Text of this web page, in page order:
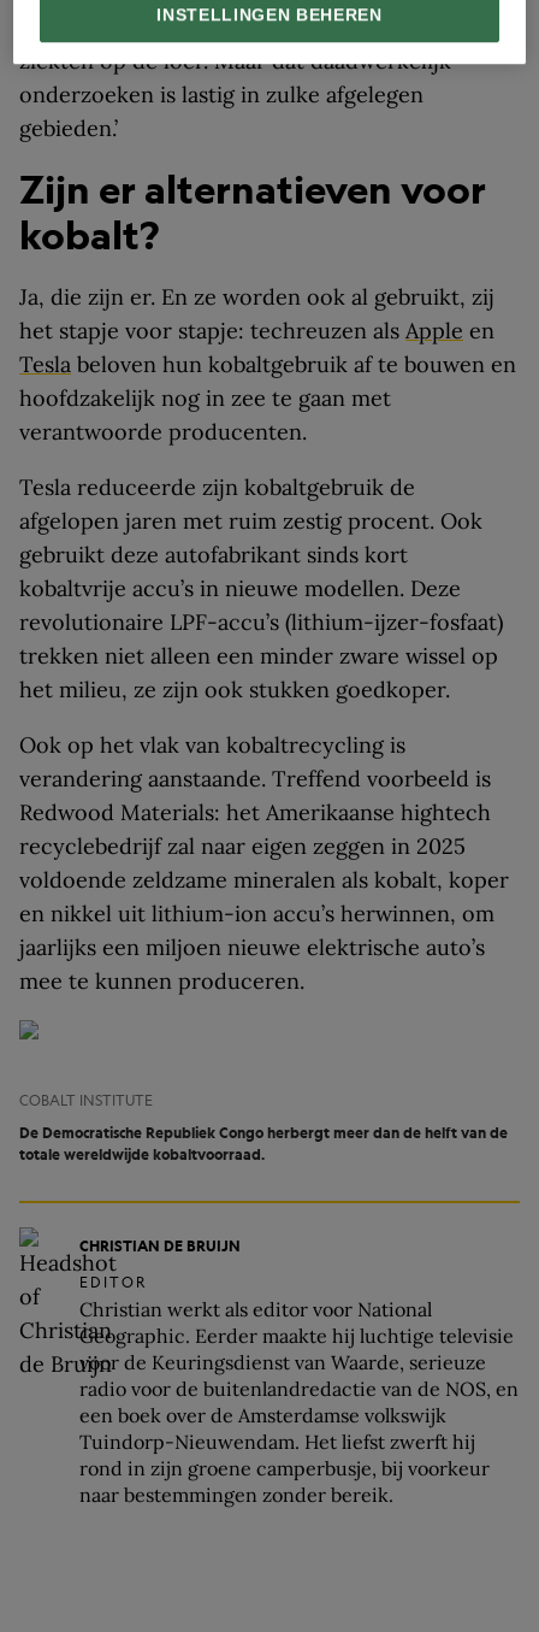
lange termijn liggen longkanker en andere
ziekten op de loer. Maar dat daadwerkelijk
onderzoeken is lastig in zulke afgelegen
gebieden.’
Zijn er alternatieven voor
kobalt?
Ja, die zijn er. En ze worden ook al gebruikt, zij
het stapje voor stapje: techreuzen als Apple en
Tesla beloven hun kobaltgebruik af te bouwen en
hoofdzakelijk nog in zee te gaan met
verantwoorde producenten.
Tesla reduceerde zijn kobaltgebruik de
afgelopen jaren met ruim zestig procent. Ook
gebruikt deze autofabrikant sinds kort
kobaltvrije accu’s in nieuwe modellen. Deze
revolutionaire LPF-accu’s (lithium-ijzer-fosfaat)
trekken niet alleen een minder zware wissel op
het milieu, ze zijn ook stukken goedkoper.
Ook op het vlak van kobaltrecycling is
verandering aanstaande. Treffend voorbeeld is
Redwood Materials: het Amerikaanse hightech
recyclebedrijf zal naar eigen zeggen in 2025
voldoende zeldzame mineralen als kobalt, koper
en nikkel uit lithium-ion accu’s herwinnen, om
jaarlijks een miljoen nieuwe elektrische auto’s
mee te kunnen produceren.
COBALT INSTITUTE
De Democratische Republiek Congo herbergt meer dan de helft van de
totale wereldwijde kobaltvoorraad.
CHRISTIAN DE BRUIJN
EDITOR
Christian werkt als editor voor National
Geographic. Eerder maakte hij luchtige televisie
voor de Keuringsdienst van Waarde, serieuze
radio voor de buitenlandredactie van de NOS, en
een boek over de Amsterdamse volkswijk
Tuindorp-Nieuwendam. Het liefst zwerft hij
rond in zijn groene camperbusje, bij voorkeur
naar bestemmingen zonder bereik.
INSTELLINGEN BEHEREN